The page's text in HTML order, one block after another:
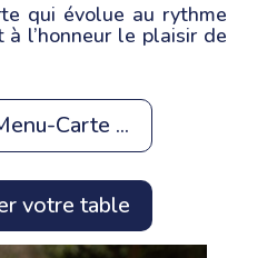
qui évolue au rythme
l’honneur le plaisir de
Carte ...
votre table